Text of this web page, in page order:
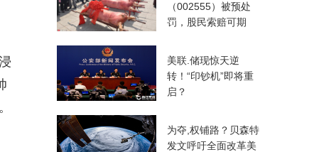
（002555）被预处
罚，股民索赔可期
美联.储现惊天逆
转！“印钞机”即将重
启？
为夺,权铺路？贝森特
发文呼吁全面改革美